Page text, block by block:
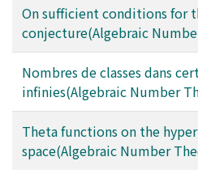
On sufficient conditions for
conjecture(Algebraic
Nombres de classes dans
infinies(Algebraic Number
Theta functions on the
space(Algebraic Number